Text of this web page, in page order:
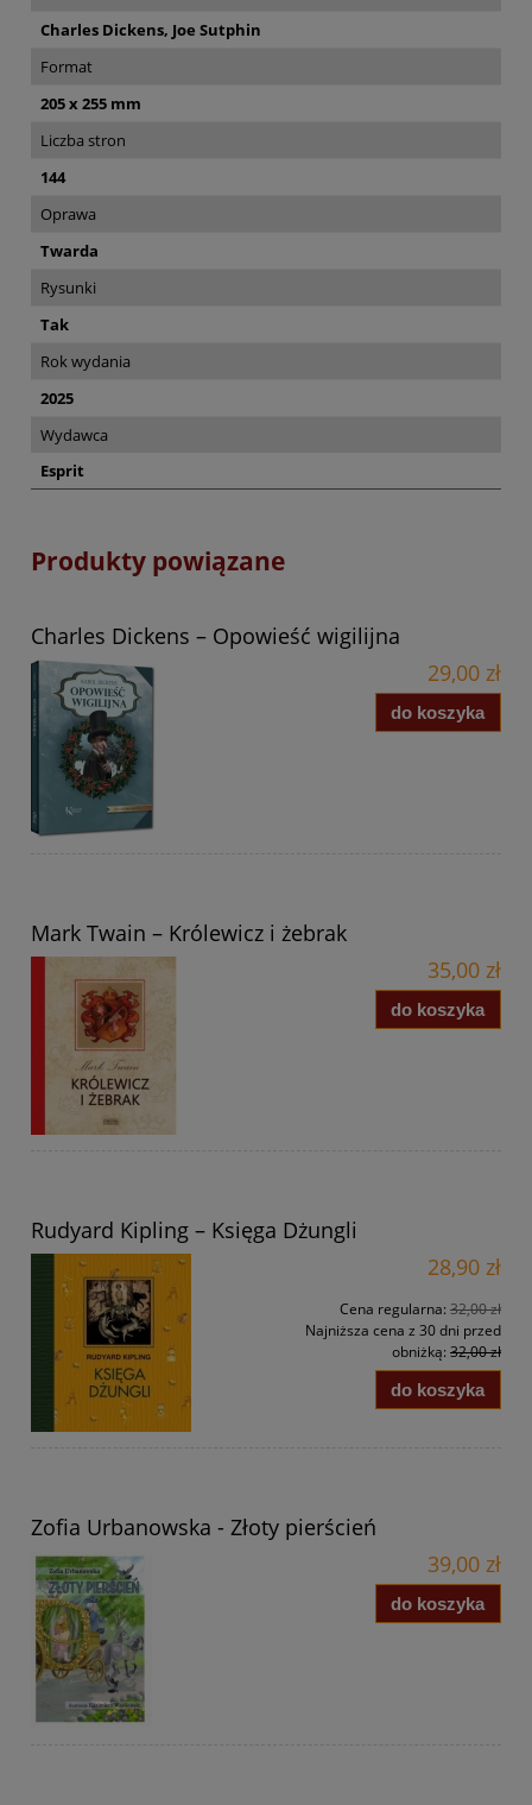
Charles Dickens, Joe Sutphin
Format
205 x 255 mm
Liczba stron
144
Oprawa
Twarda
Rysunki
Tak
Rok wydania
2025
Wydawca
Esprit
Produkty powiązane
Charles Dickens – Opowieść wigilijna
29,00 zł
do koszyka
Mark Twain – Królewicz i żebrak
35,00 zł
do koszyka
Rudyard Kipling – Księga Dżungli
28,90 zł
Cena regularna: 32,00 zł
Najniższa cena z 30 dni przed
obniżką: 32,00 zł
do koszyka
Zofia Urbanowska - Złoty pierścień
39,00 zł
do koszyka